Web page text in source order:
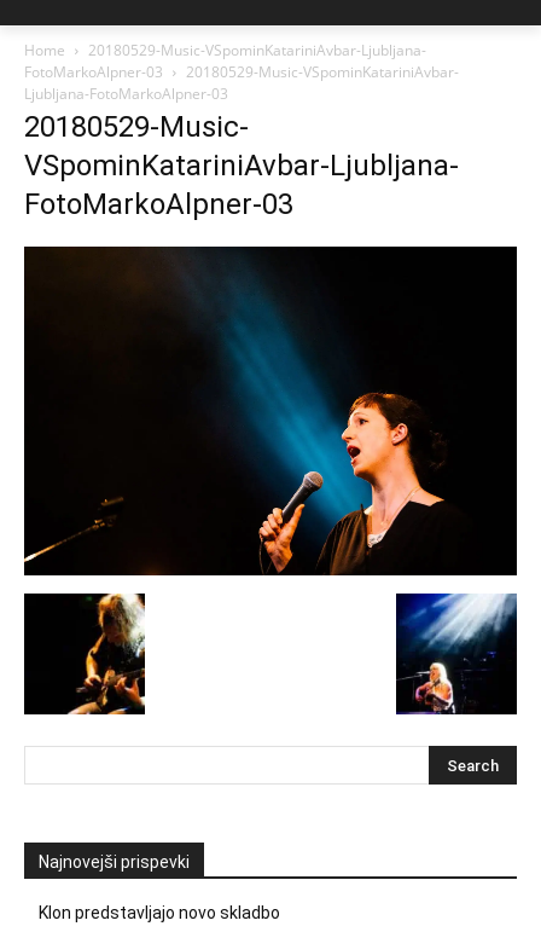
Home
20180529-Music-VSpominKatariniAvbar-Ljubljana-
FotoMarkoAlpner-03
20180529-Music-VSpominKatariniAvbar-
Ljubljana-FotoMarkoAlpner-03
20180529-Music-
VSpominKatariniAvbar-Ljubljana-
FotoMarkoAlpner-03
Najnovejši prispevki
Klon predstavljajo novo skladbo